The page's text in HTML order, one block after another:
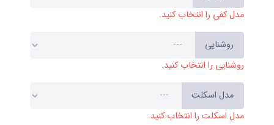
مدل کفی را انتخاب کنید.
روشنایی
روشنایی را انتخاب کنید.
مدل اسکلت
مدل اسکلت را انتخاب کنید.